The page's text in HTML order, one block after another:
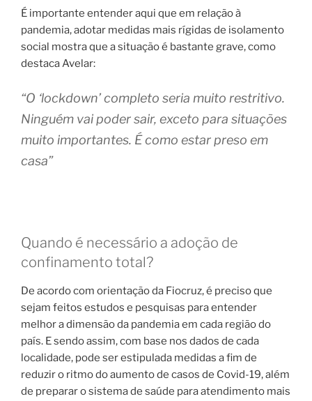
É importante entender aqui que em relação à
pandemia, adotar medidas mais rígidas de isolamento
social mostra que a situação é bastante grave, como
destaca Avelar:
“O ‘lockdown’ completo seria muito restritivo.
Ninguém vai poder sair, exceto para situações
muito importantes. É como estar preso em
casa”
Quando é necessário a adoção de
confinamento total?
De acordo com orientação da Fiocruz, é preciso que
sejam feitos estudos e pesquisas para entender
melhor a dimensão da pandemia em cada região do
país. E sendo assim, com base nos dados de cada
localidade, pode ser estipulada medidas a fim de
reduzir o ritmo do aumento de casos de Covid-19, além
de preparar o sistema de saúde para atendimento mais